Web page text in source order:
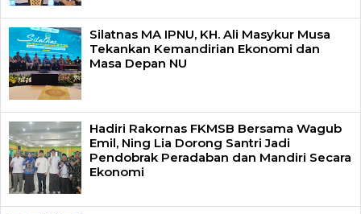
Silatnas MA IPNU, KH. Ali Masykur Musa
Tekankan Kemandirian Ekonomi dan
Masa Depan NU
Hadiri Rakornas FKMSB Bersama Wagub
Emil, Ning Lia Dorong Santri Jadi
Pendobrak Peradaban dan Mandiri Secara
Ekonomi